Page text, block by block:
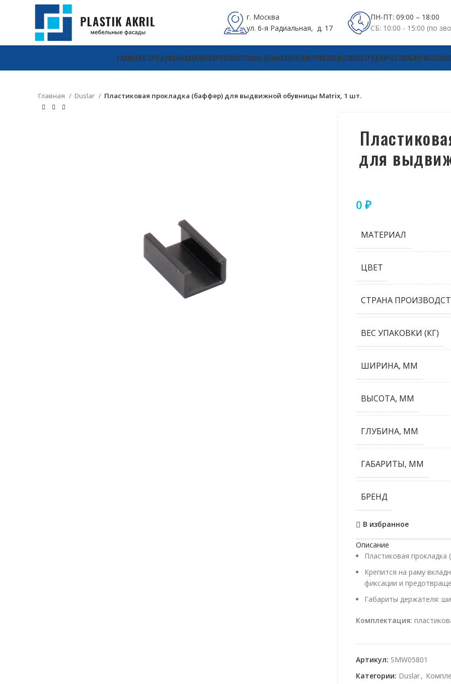
г. Москва
ул. 6-я Радиальная, д. 17
ПН-ПТ: 09:00 – 18:00
СБ: 10:00 - 15:00 (по
ГЛАВНАЯО ПРОДУКЦИИКАТАЛОГКОРПУСАОПТОВЫЕ ЦЕНЫКЛИЕНТАМПРОИЗВОДСТВОСОТРУДНИЧЕСТВОБЛОГ
Главная Duslar Пластиковая прокладка (баффер) для выдвижной обувницы Matrix, 1 шт.
для
0 ₽
МАТЕРИАЛ
ЦВЕТ
СТРАНА
ВЕС УПАКОВКИ (КГ)
ШИРИНА, ММ
ВЫСОТА, ММ
ГЛУБИНА, ММ
ГАБАРИТЫ, ММ
БРЕНД
В избранное
Описание
Пластиковая
Крепится на раму
фиксации и
Габариты держателя:
Комплектация:
Артикул: SMW05801
Категории: Duslar,